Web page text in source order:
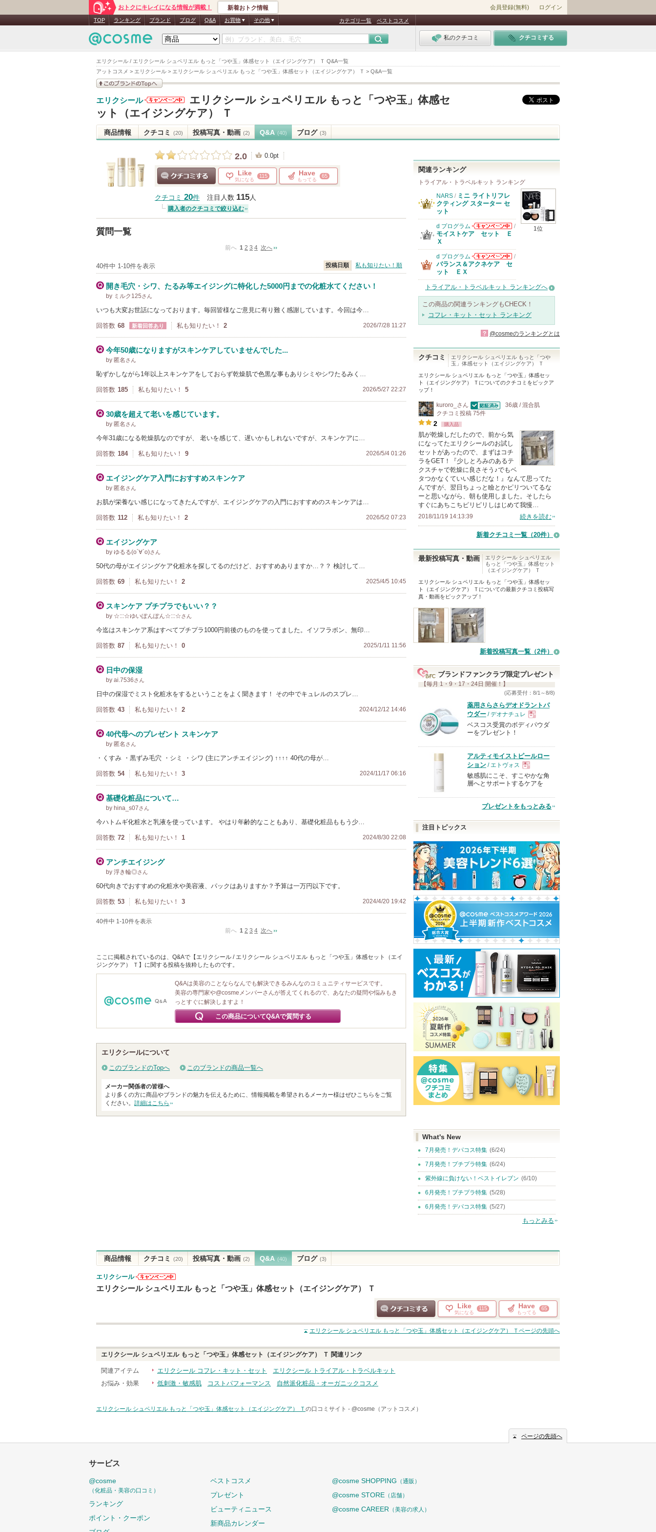
エリクシール / エリクシール シュペリエル もっと「つや玉」体感セット（エイジングケア） Ｔ Q&A一覧
アットコスメ > エリクシール > エリクシール シュペリエル もっと「つや玉」体感セット（エイジングケア） Ｔ > Q&A一覧
おトクにキレイになる情報が満載！ 新着おトク情報 会員登録(無料) ログイン
TOP ランキング ブランド ブログ Q&A お買物 その他 カテゴリ一覧 ベストコスメ
私のクチコミ クチコミする
エリクシール
エリクシー
ルからのお
知らせがあ
ります
エリクシール シュペリエル もっと「つや玉」体感セ
ット（エイジングケア） Ｔ
商品情報 クチコミ (20) 投稿写真・動画 (2) Q&A (40) ブログ (3)
2.0 0.0pt
Like
気になる
115 Have
もってる
65
クチコミ 20件 注目人数 115人
購入者のクチコミで絞り込む
質問一覧
前へ 1 2 3 4 次へ
40件中 1-10件を表示 投稿日順 私も知りたい！順
開き毛穴・シワ、たるみ等エイジングに特化した5000円までの化粧水てください！
by ミルク125さん
いつも大変お世話になっております。毎回皆様なご意見に有り難く感謝しています。今回は今…
回答数 68 新着回答あり 私も知りたい！ 2 2026/7/28 11:27
今年50歳になりますがスキンケアしていませんでした...
by 匿名 さん
恥ずかしながら1年以上スキンケアをしておらず乾燥肌で色黒な事もありシミやシワたるみく…
回答数 185 私も知りたい！ 5 2026/5/27 22:27
30歳を超えて老いを感じています。
by 匿名 さん
今年31歳になる乾燥肌なのですが、 老いを感じて、遅いかもしれないですが、スキンケアに…
回答数 184 私も知りたい！ 9 2026/5/4 01:26
エイジングケア入門におすすめスキンケア
by 匿名 さん
お肌が栄養ない感じになってきたんですが、エイジングケアの入門におすすめのスキンケアは…
回答数 112 私も知りたい！ 2 2026/5/2 07:23
エイジングケア
by ゆるる(о´∀`о)さん
50代の母がエイジングケア化粧水を探してるのだけど、おすすめありますか…？？ 検討して…
回答数 69 私も知りたい！ 2 2025/4/5 10:45
スキンケア プチプラでもいい？？
by ☆:::☆ゆいぽんぽん☆:::☆さん
今迄はスキンケア系はすべてプチプラ1000円前後のものを使ってました。イソフラボン、無印…
回答数 87 私も知りたい！ 0 2025/1/11 11:56
日中の保湿
by ai.7536さん
日中の保湿でミスト化粧水をするということをよく聞きます！ その中でキュレルのスプレ…
回答数 43 私も知りたい！ 2 2024/12/12 14:46
40代母へのプレゼント スキンケア
by 匿名 さん
・くすみ ・黒ずみ毛穴 ・シミ ・シワ (主にアンチエイジング) ↑↑↑↑ 40代の母が…
回答数 54 私も知りたい！ 3 2024/11/17 06:16
基礎化粧品について…
by hina_s07さん
今ハトムギ化粧水と乳液を使っています。 やはり年齢的なこともあり、基礎化粧品ももう少…
回答数 72 私も知りたい！ 1 2024/8/30 22:08
アンチエイジング
by 浮き輪◎さん
60代向きでおすすめの化粧水や美容液、パックはありますか？予算は一万円以下です。
回答数 53 私も知りたい！ 3 2024/4/20 19:42
40件中 1-10件を表示
前へ 1 2 3 4 次へ
ここに掲載されているのは、Q&Aで【エリクシール / エリクシール シュペリエル もっと「つや玉」体感セット（エイ
ジングケア） Ｔ】に関する投稿を抜粋したものです。
Q&Aは美容のことならなんでも解決できるみんなのコミュニティサービスです。
美容の専門家や@cosmeメンバーさんが答えてくれるので、あなたの疑問や悩みもき
っとすぐに解決しますよ！
この商品についてQ&Aで質問する
エリクシールについて
このブランドのTopへ このブランドの商品一覧へ
メーカー関係者の皆様へ
より多くの方に商品やブランドの魅力を伝えるために、情報掲載を希望されるメーカー様はぜひこちらをご覧
ください。 詳細はこちら
関連ランキング
トライアル・トラベルキット ランキング
1位
NARS / ミニ ライトリフレ
クティング スターター セ
ット
d プログラム
d プログラムか
/
モイストケア セット Ｅ
Ｘ
d プログラム
d プログラムか
/
バランス＆アクネケア セ
ット ＥＸ
トライアル・トラベルキット ランキングへ
この商品の関連ランキングもCHECK！
コフレ・キット・セット ランキング
? @cosmeのランキングとは
クチコミ
エリクシール シュペリエル もっと「つや
玉」体感セット（エイジングケア） Ｔ
エリクシール シュペリエル もっと「つや玉」体感セッ
ト（エイジングケア） Ｔ についてのクチコミをピックア
ップ！
kuroro_ さん
認証済
36歳 / 混合肌
クチコミ投稿 75件
2 購入品
肌が乾燥しだしたので、前から気
になってたエリクシールのお試し
セットがあったので、まずはコチ
ラをGET！『少しとろみのあるテ
クスチャで乾燥に良さそう♪でもベ
タつかなくていい感じだな！』なんて思ってた
んですが、翌日ちょっと瞼とかピリついてるな
ーと思いながら、朝も使用しました。そしたら
すぐにあちこちピリピリしはじめて我慢…
2018/11/19 14:13:39 続きを読む
新着クチコミ一覧 （20件）
最新投稿写真・動画
エリクシール シュペリエル
もっと「つや玉」体感セット
（エイジングケア） Ｔ
エリクシール シュペリエル もっと「つや玉」体感セッ
ト（エイジングケア） Ｔ についての最新クチコミ投稿写
真・動画をピックアップ！
新着投稿写真一覧（2件）
ブランドファンクラブ限定プレゼント
【毎月 1・9・17・24日 開催！】
(応募受付：8/1～8/8)
薬用さらさらデオドラントパ
ウダー / デオナチュレ
現
品
ベスコス受賞のボディパウダ
ーをプレゼント！
アルティモイストピールロー
ション / エトヴォス
現
品
敏感肌にこそ、すこやかな角
層へとサポートするケアを
プレゼントをもっとみる
注目トピックス
What's New
7月発売！デパコス特集 (6/24)
7月発売！プチプラ特集 (6/24)
紫外線に負けない！ベストイレブン (6/10)
6月発売！プチプラ特集 (5/28)
6月発売！デパコス特集 (5/27)
もっとみる
商品情報 クチコミ (20) 投稿写真・動画 (2) Q&A (40) ブログ (3)
エリクシール
エリクシール
エリクシール シュペリエル もっと「つや玉」体感セット（エイジングケア） Ｔ
クチコミする
Like
気になる
115 Have
もってる
65
エリクシール シュペリエル もっと「つや玉」体感セット（エイジングケア） Ｔ ページの先頭へ
エリクシール シュペリエル もっと「つや玉」体感セット（エイジングケア） Ｔ 関連リンク
関連アイテム エリクシール コフレ・キット・セット
エリクシール トライアル・トラベルキット
お悩み・効果
低刺激・敏感肌 コストパフォーマンス 自然派化粧品・オーガニックコスメ
エリクシール シュペリエル もっと「つや玉」体感セット（エイジングケア） Ｔ の口コミサイト - @cosme（アットコスメ）
ページの先頭へ
サービス
@cosme
（化粧品・美容の口コミ）
ランキング
ポイント・クーポン
ベストコスメ
プレゼント
ビューティニュース
新商品カレンダー
@cosme SHOPPING （通販）
@cosme STORE （店舗）
@cosme CAREER （美容の求人）